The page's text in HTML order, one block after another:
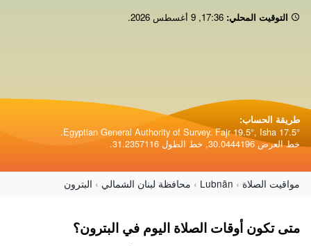
التوقيت المحلي: 17:36
, 9 أغسطس 2026 .
طريقة الحساب:
Egyptian General Authority of Survey. Fajr 19.5°, Isha 17.5°.
خط العرض 30.0444196, خط الطول 31.2357116.
مواقيت الصلاة Lubnān محافظة لبنان الشمالي البترون
متى تكون أوقات الصلاة اليوم في البترون؟